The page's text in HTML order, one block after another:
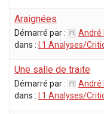
Araignées
Démarré par :
André
dans :
I.1 Analyses/
Une salle de traite
Démarré par :
André
dans :
I.1 Analyses/